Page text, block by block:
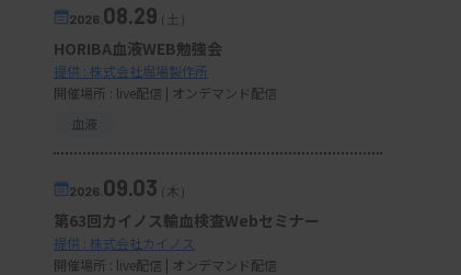
2026. 08.29 （土）
HORIBA血液WEB勉強会
提供 : 株式会社堀場製作所
開催場所 : live配信 | オンデマンド配信
血液
2026. 09.03（木）
第63回カイノス輸血検査Webセミナー
提供 : 株式会社カイノス
開催場所 : live配信 | オンデマンド配信